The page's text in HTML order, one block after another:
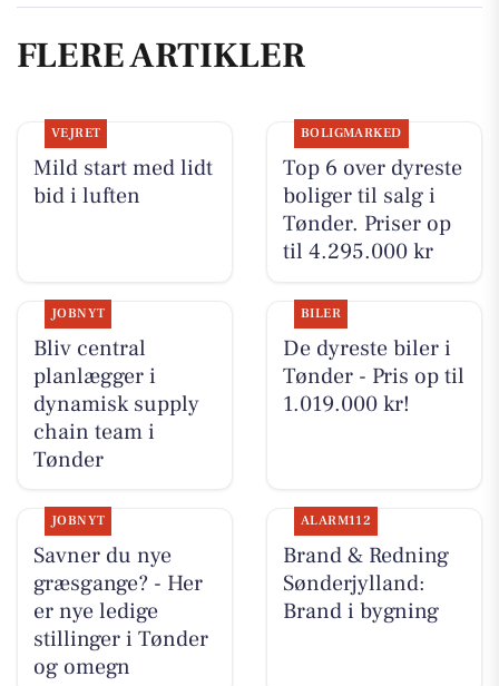
FLERE ARTIKLER
VEJRET
Mild start med lidt
bid i luften
BOLIGMARKED
Top 6 over dyreste
boliger til salg i
Tønder. Priser op
til 4.295.000 kr
JOBNYT
Bliv central
planlægger i
dynamisk supply
chain team i
Tønder
BILER
De dyreste biler i
Tønder - Pris op til
1.019.000 kr!
JOBNYT
Savner du nye
græsgange? - Her
er nye ledige
stillinger i Tønder
og omegn
ALARM112
Brand & Redning
Sønderjylland:
Brand i bygning